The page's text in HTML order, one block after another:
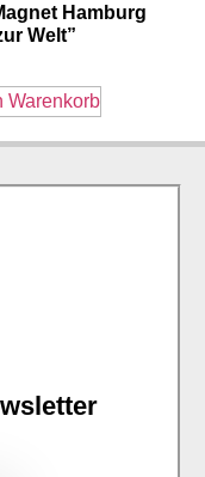
Hamburg
Welt”
Warenkorb